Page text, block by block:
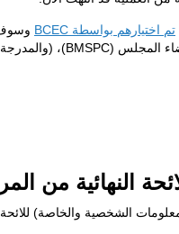
تم اختيارهم بواسطة BCEC وسوف
المجلس (BMSPC)،
النهائية من
الشخصية والخاصة)